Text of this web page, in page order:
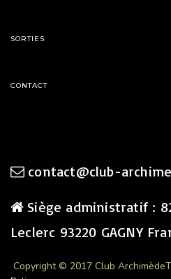
SORTIES
CONTACT
contact@club-
Siège administratif :
Leclerc 93220 GAGNY
Copyright © 2017 Club Archimède